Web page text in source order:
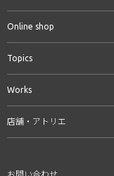
Online shop
Topics
Works
店舗・アトリエ
お問い合わせ